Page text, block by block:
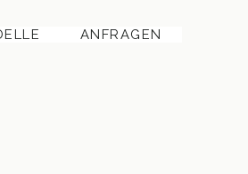
ANFRAGEN